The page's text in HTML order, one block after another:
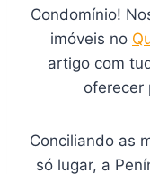
Condomínio!
imóveis no
artigo com
oferecer
Conciliando as
só lugar, a